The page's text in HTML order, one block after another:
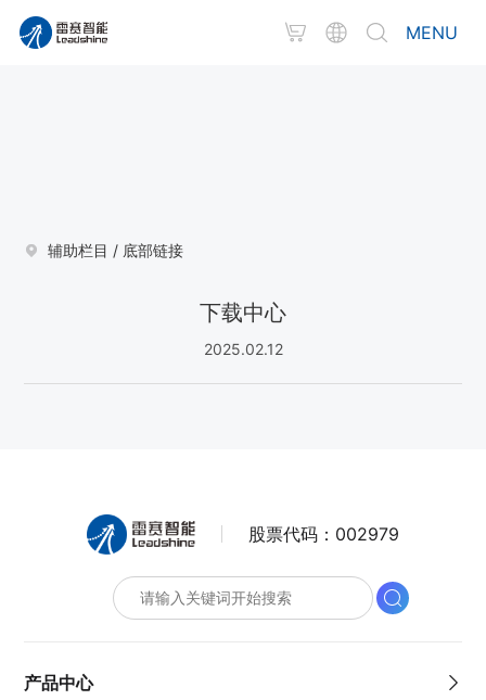
MENU
辅助栏目 / 底部链接
下载中心
2025.02.12
股票代码： 002979
产品中心